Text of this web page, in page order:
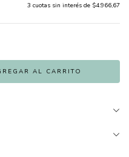
3 cuotas sin interés de $4.966,67